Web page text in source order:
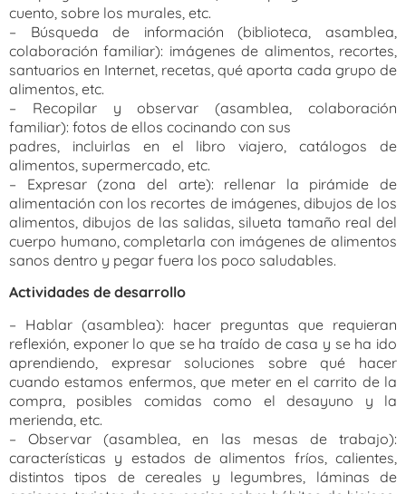
cuento, sobre los murales, etc.
– Búsqueda de información (biblioteca, asamblea,
colaboración familiar): imágenes de alimentos, recortes,
santuarios en Internet, recetas, qué aporta cada grupo de
alimentos, etc.
– Recopilar y observar (asamblea, colaboración
familiar): fotos de ellos cocinando con sus
padres, incluirlas en el libro viajero, catálogos de
alimentos, supermercado, etc.
– Expresar (zona del arte): rellenar la pirámide de
alimentación con los recortes de imágenes, dibujos de los
alimentos, dibujos de las salidas, silueta tamaño real del
cuerpo humano, completarla con imágenes de alimentos
sanos dentro y pegar fuera los poco saludables.
Actividades de desarrollo
– Hablar (asamblea): hacer preguntas que requieran
reflexión, exponer lo que se ha traído de casa y se ha ido
aprendiendo, expresar soluciones sobre qué hacer
cuando estamos enfermos, que meter en el carrito de la
compra, posibles comidas como el desayuno y la
merienda, etc.
– Observar (asamblea, en las mesas de trabajo):
características y estados de alimentos fríos, calientes,
distintos tipos de cereales y legumbres, láminas de